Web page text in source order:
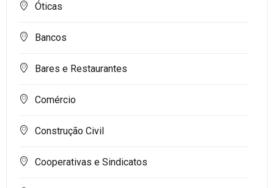
Óticas
Bancos
Bares e Restaurantes
Comércio
Construção Civil
Cooperativas e Sindicatos